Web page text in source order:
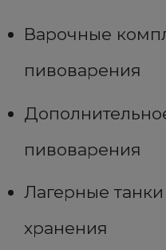
Варочные
пивоварения
пивоварения
Лагерные
хранения